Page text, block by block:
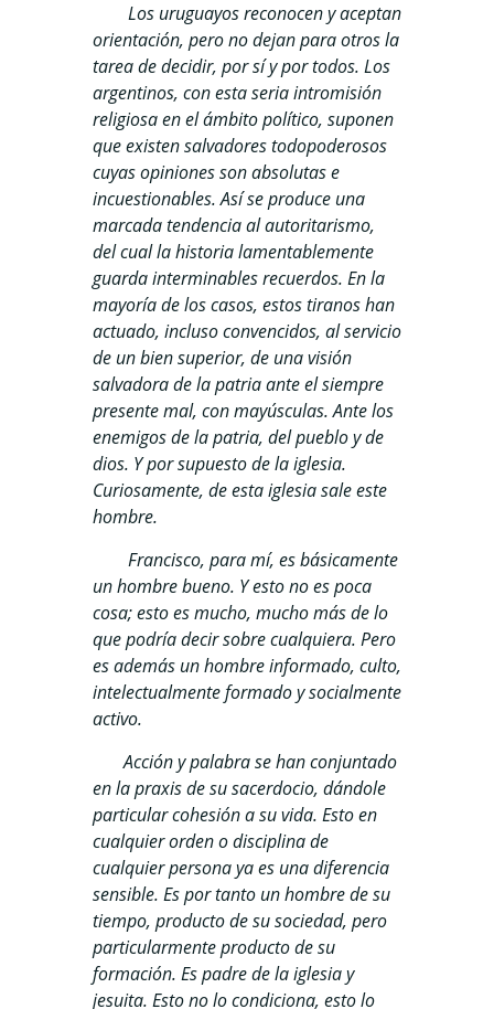
Los uruguayos reconocen y aceptan
orientación, pero no dejan para otros la
tarea de decidir, por sí y por todos. Los
argentinos, con esta seria intromisión
religiosa en el ámbito político, suponen
que existen salvadores todopoderosos
cuyas opiniones son absolutas e
incuestionables. Así se produce una
marcada tendencia al autoritarismo,
del cual la historia lamentablemente
guarda interminables recuerdos. En la
mayoría de los casos, estos tiranos han
actuado, incluso convencidos, al servicio
de un bien superior, de una visión
salvadora de la patria ante el siempre
presente mal, con mayúsculas. Ante los
enemigos de la patria, del pueblo y de
dios. Y por supuesto de la iglesia.
Curiosamente, de esta iglesia sale este
hombre.
Francisco, para mí, es básicamente
un hombre bueno. Y esto no es poca
cosa; esto es mucho, mucho más de lo
que podría decir sobre cualquiera. Pero
es además un hombre informado, culto,
intelectualmente formado y socialmente
activo.
Acción y palabra se han conjuntado
en la praxis de su sacerdocio, dándole
particular cohesión a su vida. Esto en
cualquier orden o disciplina de
cualquier persona ya es una diferencia
sensible. Es por tanto un hombre de su
tiempo, producto de su sociedad, pero
particularmente producto de su
formación. Es padre de la iglesia y
jesuita. Esto no lo condiciona, esto lo